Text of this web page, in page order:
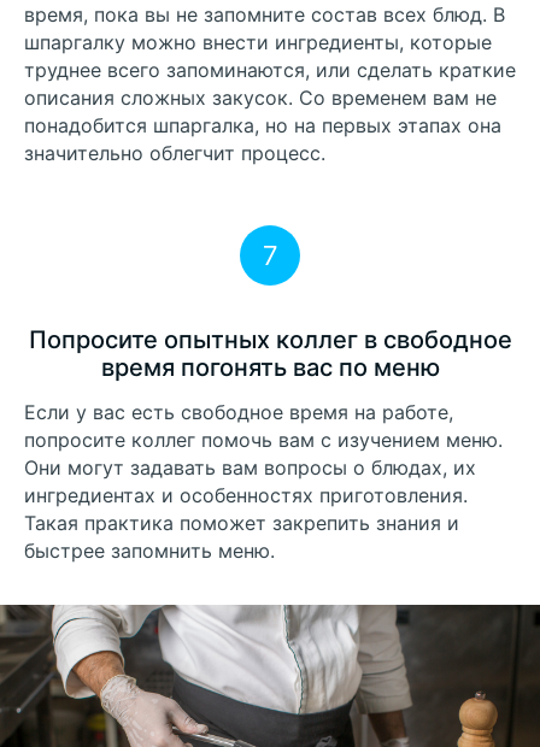
время, пока вы не запомните состав всех блюд. В
шпаргалку можно внести ингредиенты, которые
труднее всего запоминаются, или сделать краткие
описания сложных закусок. Со временем вам не
понадобится шпаргалка, но на первых этапах она
значительно облегчит процесс.
7
Попросите опытных коллег в свободное
время погонять вас по меню
Если у вас есть свободное время на работе,
попросите коллег помочь вам с изучением меню.
Они могут задавать вам вопросы о блюдах, их
ингредиентах и особенностях приготовления.
Такая практика поможет закрепить знания и
быстрее запомнить меню.